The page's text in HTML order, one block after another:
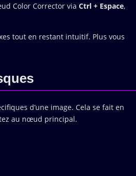
Color Corrector viaCtrl + Espace,
tout en restant intuitif. Plus vous
d’une image. Cela se fait en
au nœud principal.